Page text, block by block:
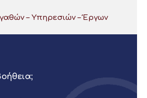
– Υπηρεσιών – Έργων